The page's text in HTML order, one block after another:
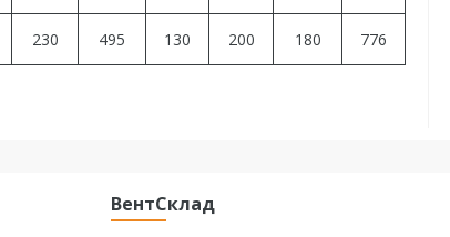
230 495 130 200 180 776
ВентСклад